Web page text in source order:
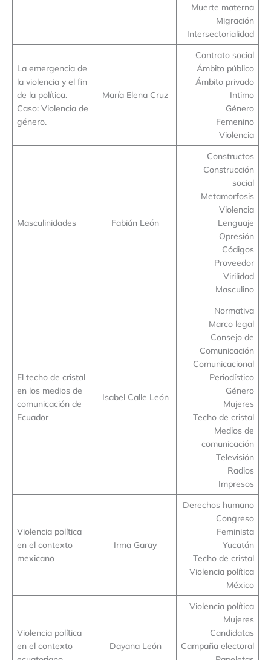
Muerte materna
Migración
Intersectorialidad
La emergencia de
la violencia y el fin
de la política.
Caso: Violencia de
género.
María Elena Cruz
Contrato social
Ámbito público
Ámbito privado
Intimo
Género
Femenino
Violencia
Masculinidades Fabián León
Constructos
Construcción
social
Metamorfosis
Violencia
Lenguaje
Opresión
Códigos
Proveedor
Virilidad
Masculino
El techo de cristal
en los medios de
comunicación de
Ecuador
Isabel Calle León
Normativa
Marco legal
Consejo de
Comunicación
Comunicacional
Periodístico
Género
Mujeres
Techo de cristal
Medios de
comunicación
Televisión
Radios
Impresos
Violencia política
en el contexto
mexicano
Irma Garay
Derechos humano
Congreso
Feminista
Yucatán
Techo de cristal
Violencia política
México
Violencia política
en el contexto
Dayana León
Violencia política
Mujeres
Candidatas
Campaña electoral